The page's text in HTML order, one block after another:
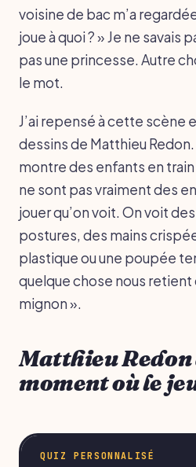
voisine de bac m’a
joue à quoi ? » Je ne savais
pas une princesse. Autre
le mot.
J’ai repensé à cette scène
dessins de Matthieu
montre des enfants en
ne sont pas vraiment des
jouer qu’on voit. On voit
postures, des mains
plastique ou une poupée
quelque chose nous retient
mignon ».
Matthieu Redon
moment où le
QUIZ PERSONNALISÉ